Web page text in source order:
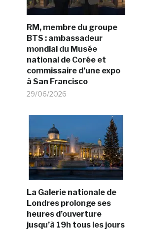
RM, membre du groupe
BTS : ambassadeur
mondial du Musée
national de Corée et
commissaire d’une expo
à San Francisco
29/06/2026
La Galerie nationale de
Londres prolonge ses
heures d’ouverture
jusqu’à 19h tous les jours